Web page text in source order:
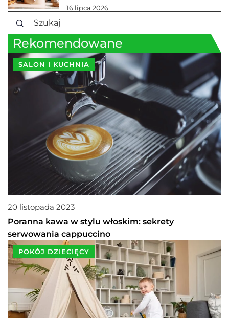
16 lipca 2026
Rekomendowane
SALON I KUCHNIA
20 listopada 2023
Poranna kawa w stylu włoskim: sekrety
serwowania cappuccino
POKÓJ DZIECIĘCY